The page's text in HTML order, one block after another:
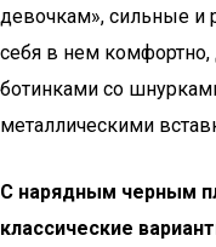
девочкам», сильные и
себя в нем
ботинками со
металлическими
С нарядным черным
классические